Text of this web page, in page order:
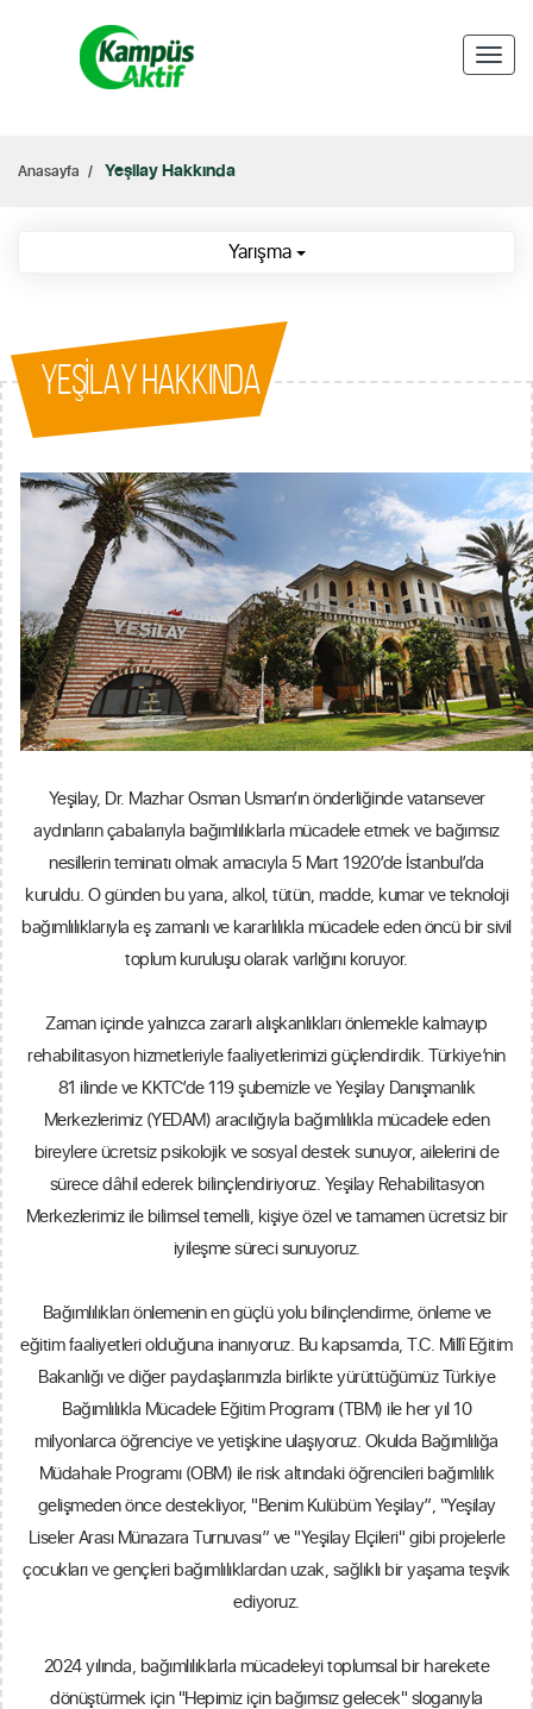
Anasayfa Yeşilay Hakkında
Yarışma
YEŞİLAY HAKKINDA
Yeşilay, Dr. Mazhar Osman Usman’ın önderliğinde vatansever
aydınların çabalarıyla bağımlılıklarla mücadele etmek ve bağımsız
nesillerin teminatı olmak amacıyla 5 Mart 1920’de İstanbul’da
kuruldu. O günden bu yana, alkol, tütün, madde, kumar ve teknoloji
bağımlılıklarıyla eş zamanlı ve kararlılıkla mücadele eden öncü bir sivil
toplum kuruluşu olarak varlığını koruyor.
Zaman içinde yalnızca zararlı alışkanlıkları önlemekle kalmayıp
rehabilitasyon hizmetleriyle faaliyetlerimizi güçlendirdik. Türkiye’nin
81 ilinde ve KKTC’de 119 şubemizle ve Yeşilay Danışmanlık
Merkezlerimiz (YEDAM) aracılığıyla bağımlılıkla mücadele eden
bireylere ücretsiz psikolojik ve sosyal destek sunuyor, ailelerini de
sürece dâhil ederek bilinçlendiriyoruz. Yeşilay Rehabilitasyon
Merkezlerimiz ile bilimsel temelli, kişiye özel ve tamamen ücretsiz bir
iyileşme süreci sunuyoruz.
Bağımlılıkları önlemenin en güçlü yolu bilinçlendirme, önleme ve
eğitim faaliyetleri olduğuna inanıyoruz. Bu kapsamda, T.C. Millî Eğitim
Bakanlığı ve diğer paydaşlarımızla birlikte yürüttüğümüz Türkiye
Bağımlılıkla Mücadele Eğitim Programı (TBM) ile her yıl 10
milyonlarca öğrenciye ve yetişkine ulaşıyoruz. Okulda Bağımlılığa
Müdahale Programı (OBM) ile risk altındaki öğrencileri bağımlılık
gelişmeden önce destekliyor, "Benim Kulübüm Yeşilay”, “Yeşilay
Liseler Arası Münazara Turnuvası” ve "Yeşilay Elçileri" gibi projelerle
çocukları ve gençleri bağımlılıklardan uzak, sağlıklı bir yaşama teşvik
ediyoruz.
2024 yılında, bağımlılıklarla mücadeleyi toplumsal bir harekete
dönüştürmek için "Hepimiz için bağımsız gelecek" sloganıyla